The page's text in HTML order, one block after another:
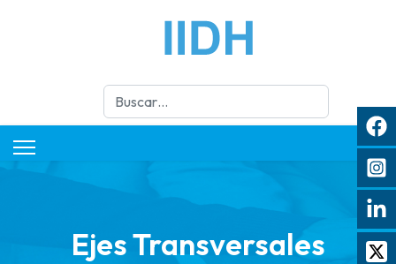
Buscar
Ejes Transversales